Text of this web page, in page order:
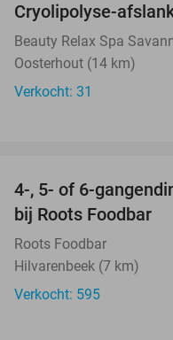
Cryolipolyse-
Beauty Relax Spa
Oosterhout (14 km)
Verkocht: 31
4-, 5- of 6-
bij Roots Foodbar
Roots Foodbar
Hilvarenbeek (7 km)
Verkocht: 595